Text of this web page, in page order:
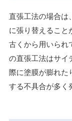
直張工法の場合
に張り替えること
古くから用いられ
の直張工法はサイ
際に塗膜が膨れた
する不具合が多く